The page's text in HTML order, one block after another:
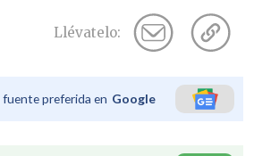
Llévatelo:
preferida en Google